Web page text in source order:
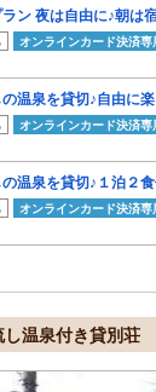
ン 夜は自由に♪朝は
オンラインカード決済専
温泉を貸切♪自由に
オンラインカード決済専
温泉を貸切♪１泊２
オンラインカード決済専
温泉付き貸別荘